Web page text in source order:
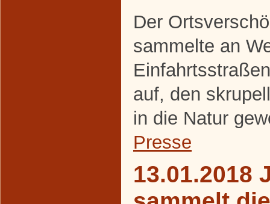
Der
sammelte an
auf, den
in die Natur
Presse
13.01.2018